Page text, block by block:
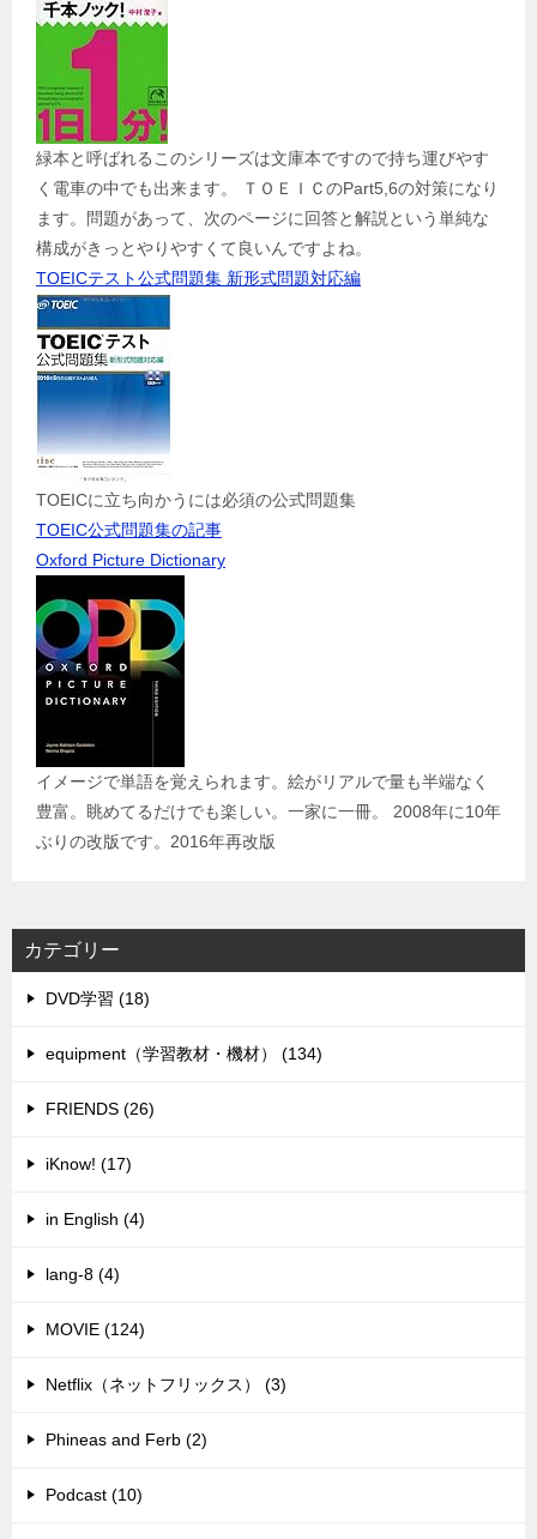
緑本と呼ばれるこのシリーズは文庫本ですので持ち運びやす
く電車の中でも出来ます。 ＴＯＥＩＣのPart5,6の対策になり
ます。問題があって、次のページに回答と解説という単純な
構成がきっとやりやすくて良いんですよね。
TOEICテスト公式問題集 新形式問題対応編
TOEICに立ち向かうには必須の公式問題集
TOEIC公式問題集の記事
Oxford Picture Dictionary
イメージで単語を覚えられます。絵がリアルで量も半端なく
豊富。眺めてるだけでも楽しい。一家に一冊。 2008年に10年
ぶりの改版です。2016年再改版
カテゴリー
DVD学習 (18)
equipment（学習教材・機材） (134)
FRIENDS (26)
iKnow! (17)
in English (4)
lang-8 (4)
MOVIE (124)
Netflix（ネットフリックス） (3)
Phineas and Ferb (2)
Podcast (10)